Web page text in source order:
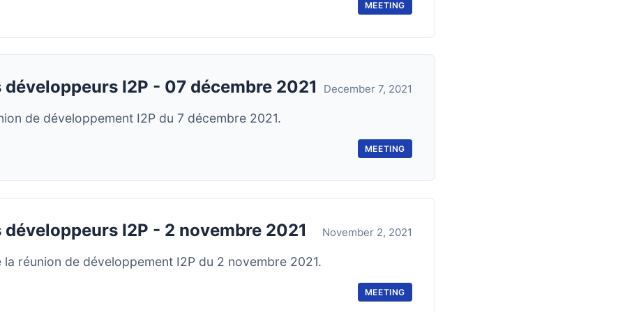
MEETING
développeurs I2P - 07 décembre 2021 December 7, 2021
de développement I2P du 7 décembre 2021.
MEETING
développeurs I2P - 2 novembre 2021 November 2, 2021
réunion de développement I2P du 2 novembre 2021.
MEETING